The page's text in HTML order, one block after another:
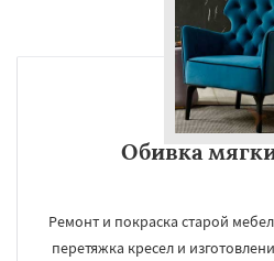
Обивка
Ремонт и покраска старой
перетяжка кресел и